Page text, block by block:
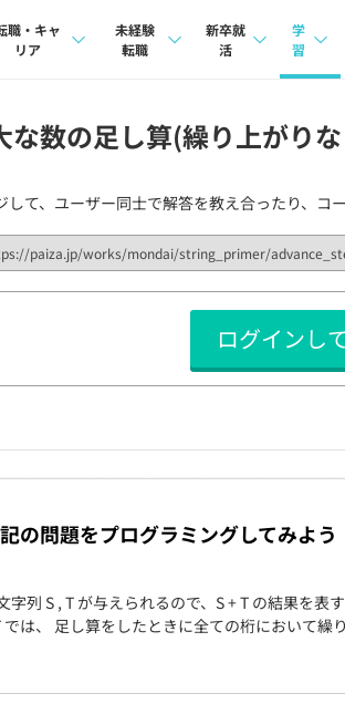
職・キャ
リア
転職成功ガイド
転職エージェント
未経験
転職
インタビュー
転職成功ガイド
新卒就
活
本選考
新卒エージェント
イベント・セミナー
インタビュー
就活成功ガイド
学
習
4択
ナレ
リフ
プラン
個人
学校
契約
な数の足し算(繰り上がり
して、ユーザー同士で解答を教え合ったり、コ
ログインし
の問題をプログラミングしてみよう
字列 S , T が与えられるので、S + T の結果を表
では、 足し算をしたときに全ての桁において